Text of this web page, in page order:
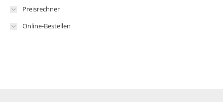
Preisrechner
Online-Bestellen